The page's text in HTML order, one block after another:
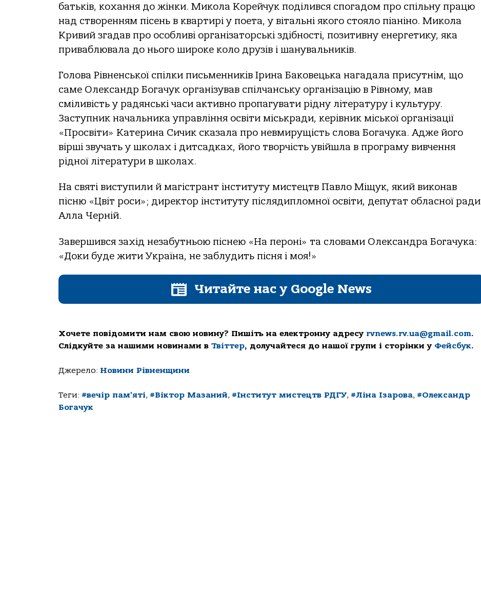
батьків, кохання до жінки. Микола Корейчук поділився спогадом про спільну працю
над створенням пісень в квартирі у поета, у вітальні якого стояло піаніно. Микола
Кривий згадав про особливі організаторські здібності, позитивну енергетику, яка
приваблювала до нього широке коло друзів і шанувальників.
Голова Рівненської спілки письменників Ірина Баковецька нагадала присутнім, що
саме Олександр Богачук організував спілчанську організацію в Рівному, мав
сміливість у радянські часи активно пропагувати рідну літературу і культуру.
Заступник начальника управління освіти міськради, керівник міської організації
«Просвіти» Катерина Сичик сказала про невмирущість слова Богачука. Адже його
вірші звучать у школах і дитсадках, його творчість увійшла в програму вивчення
рідної літератури в школах.
На святі виступили й магістрант інституту мистецтв Павло Міщук, який виконав
пісню «Цвіт роси»; директор інституту післядипломної освіти, депутат обласної ради
Алла Черній.
Завершився захід незабутньою піснею «На пероні» та словами Олександра Богачука:
«Доки буде жити Україна, не заблудить пісня і моя!»
Читайте нас у Google News
Хочете повідомити нам свою новину? Пишіть на електронну адресу rvnews.rv.ua@gmail.com.
Слідкуйте за нашими новинами в Твіттер, долучайтеся до нашої групи і сторінки у Фейсбук.
Джерело: Новини Рівненщини
Теги: #вечір пам'яті, #Віктор Мазаний, #Інститут мистецтв РДГУ, #Ліна Ізарова, #Олександр
Богачук